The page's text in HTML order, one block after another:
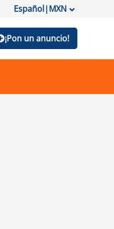
Español|MXN
¡Pon un anuncio!